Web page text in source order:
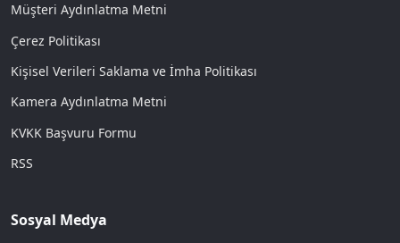
Müşteri Aydınlatma Metni
Çerez Politikası
Kişisel Verileri Saklama ve İmha Politikası
Kamera Aydınlatma Metni
KVKK Başvuru Formu
RSS
Sosyal Medya